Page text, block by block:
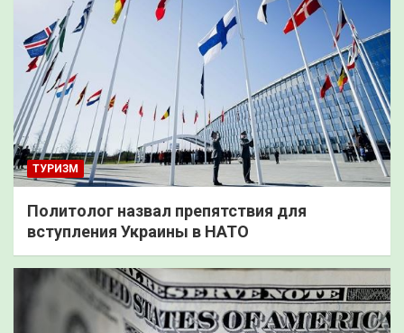
ТУРИЗМ
Политолог назвал препятствия для
вступления Украины в НАТО